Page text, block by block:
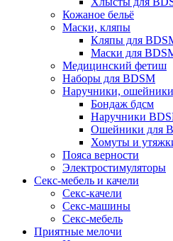
Кожаное бельё
Маски, кляпы
Кляпы для
Маски для
Медицинский фетиш
Наборы для BDSM
Наручники,
Бондаж бдсм
Наручники
Ошейники для
Хомуты и
Пояса верности
Электростимуляторы
Секс-мебель и качели
Секс-качели
Секс-машины
Секс-мебель
Приятные мелочи